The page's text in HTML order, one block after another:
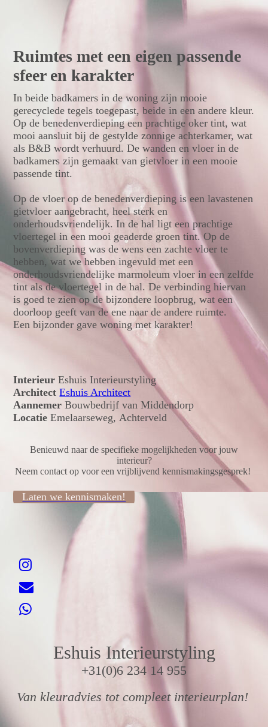
Interieurontwerp ecologische nieuwbouw villa Achterveld
Ruimtes met een eigen passende
sfeer en karakter
In beide badkamers in de woning zijn mooie
gerecyclede tegels toegepast, beide in een andere kleur.
Op de benedenverdieping een prachtige oker tint, wat
mooi aansluit bij de gestylde zonnige achterkamer, wat
als B&B wordt verhuurd. De wanden en vloer in de
badkamers zijn gemaakt van gietvloer in een mooie
passende tint.
Op de vloer op de benedenverdieping is een lavastenen
gietvloer aangebracht, heel sterk en
onderhoudsvriendelijk. In de hal ligt een prachtige
vloertegel in een mooi geaderde groen tint. Op de
bovenverdieping was de wens een zachte vloer te
hebben, wat we hebben ingevuld met een
onderhoudsvriendelijke marmoleum vloer in een zelfde
tint als de vloertegel in de hal. De verbinding hiervan
is goed te zien op de bijzondere loopbrug, wat een
doorloop geeft van de ene naar de andere ruimte.
Een bijzonder gave woning met karakter!
InterieurEshuis Interieurstyling
ArchitectEshuis Architect
AannemerBouwbedrijf van Middendorp
LocatieEmelaarseweg, Achterveld
Benieuwd naar de specifieke mogelijkheden voor jouw
interieur?
Neem contact op voor een vrijblijvend kennismakingsgesprek!
Laten we kennismaken!
Eshuis Interieurstyling
+31(0)6 234 14 955
Van kleuradvies tot compleet interieurplan!